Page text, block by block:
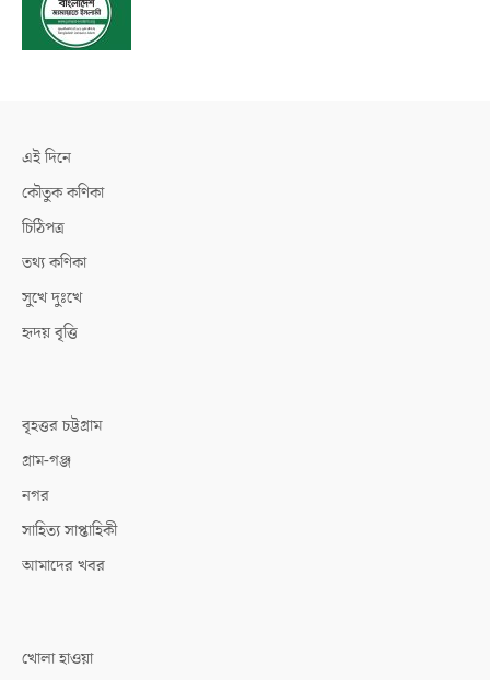
এই দিনে
কৌতুক কণিকা
চিঠিপত্র
তথ্য কণিকা
সুখে দুঃখে
হৃদয় বৃত্তি
বৃহত্তর চট্টগ্রাম
গ্রাম-গঞ্জ
নগর
সাহিত্য সাপ্তাহিকী
আমাদের খবর
খোলা হাওয়া